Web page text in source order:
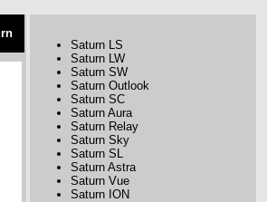
Saturn LS
Saturn LW
Saturn SW
Saturn Outlook
Saturn SC
Saturn Aura
Saturn Relay
Saturn Sky
Saturn SL
Saturn Astra
Saturn Vue
Saturn ION